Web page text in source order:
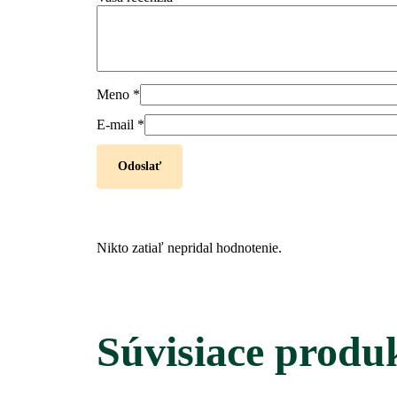
Meno *
E-mail *
Nikto zatiaľ nepridal hodnotenie.
Súvisiace